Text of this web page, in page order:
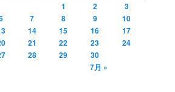
1
2
3
7 8 9
10
14 15 16
17
21 22 23
24
28 29
30
7月 »